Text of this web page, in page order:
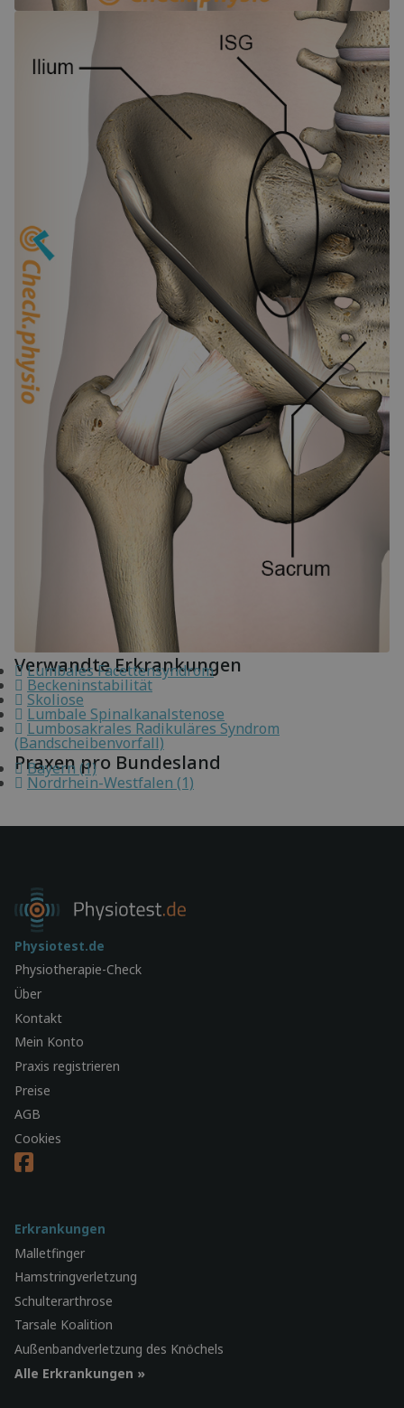
Verwandte Erkrankungen
Lumbales Facettensyndrom
Beckeninstabilität
Skoliose
Lumbale Spinalkanalstenose
Lumbosakrales Radikuläres Syndrom
(Bandscheibenvorfall)
Praxen pro Bundesland
Bayern (1)
Nordrhein-Westfalen (1)
Physiotest.de
Physiotherapie-Check
Über
Kontakt
Mein Konto
Praxis registrieren
Preise
AGB
Cookies
Erkrankungen
Malletfinger
Hamstringverletzung
Schulterarthrose
Tarsale Koalition
Außenbandverletzung des Knöchels
Alle Erkrankungen »